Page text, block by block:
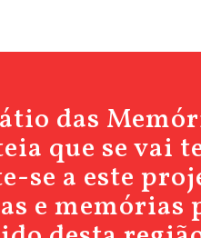
das
que se vai
se a este
e